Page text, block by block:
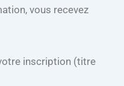
vous recevez
inscription (titre